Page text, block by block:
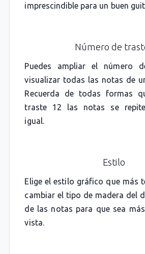
imprescindible para un buen
Número de
Puedes ampliar el número
visualizar todas las notas de
Recuerda de todas formas
traste 12 las notas se
igual.
Estilo
Elige el estilo gráfico que más
cambiar el tipo de madera del
de las notas para que sea
vista.